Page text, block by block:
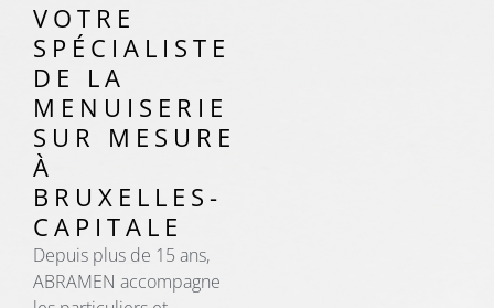
VOTRE
SPÉCIALISTE
DE LA
MENUISERIE
SUR MESURE
À
BRUXELLES-
CAPITALE
Depuis plus de 15 ans,
ABRAMEN accompagne